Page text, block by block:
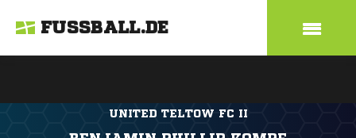
FUSSBALL.DE
UNITED TELTOW FC II